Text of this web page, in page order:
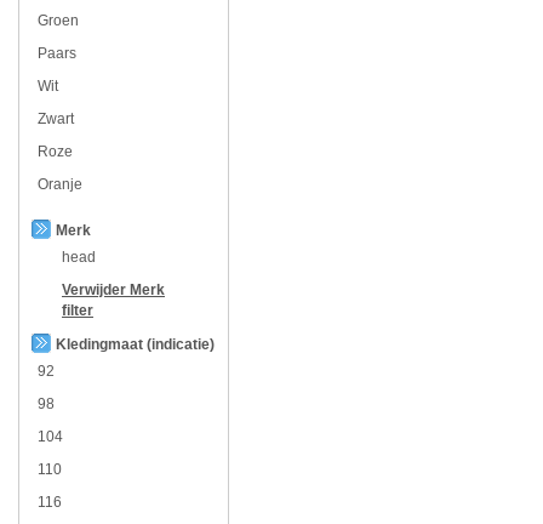
Groen
Paars
Wit
Zwart
Roze
Oranje
Merk
head
Verwijder Merk
filter
Kledingmaat (indicatie)
92
98
104
110
116